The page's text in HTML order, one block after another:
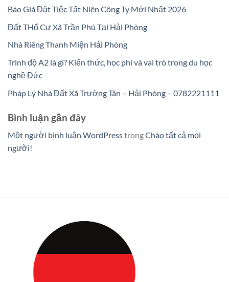
Báo Giá Đặt Tiệc Tất Niên Công Ty Mới Nhất 2026
Đất THổ Cư Xã Trần Phú Tại Hải Phòng
Nhà Riêng Thanh Miện Hải Phòng
Trình độ A2 là gì? Kiến thức, học phí và vai trò trong du học
nghề Đức
Pháp Lý Nhà Đất Xã Trường Tân – Hải Phòng – 0782221111
Bình luận gần đây
Một người bình luận WordPresstrongChào tất cả mọi
người!